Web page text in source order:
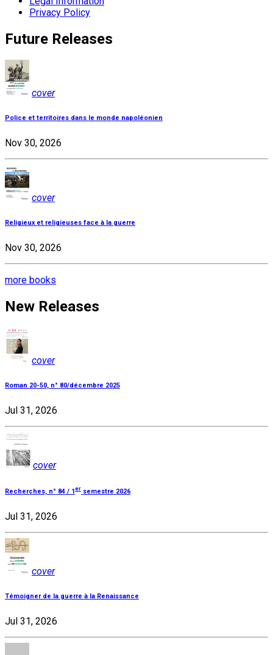
Privacy Policy
Future Releases
cover
Police et territoires dans le monde napoléonien
Nov 30, 2026
cover
Religieux et religieuses face à la guerre
Nov 30, 2026
more books
New Releases
cover
Roman 20-50, n° 80/décembre 2025
Jul 31, 2026
cover
Recherches, n° 84 / 1 er semestre 2026
Jul 31, 2026
cover
Témoigner de la guerre à la Renaissance
Jul 31, 2026